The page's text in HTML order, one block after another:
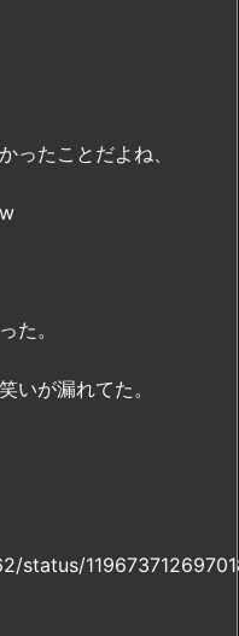
ったことだよね、
た。
いが漏れてた。
status/